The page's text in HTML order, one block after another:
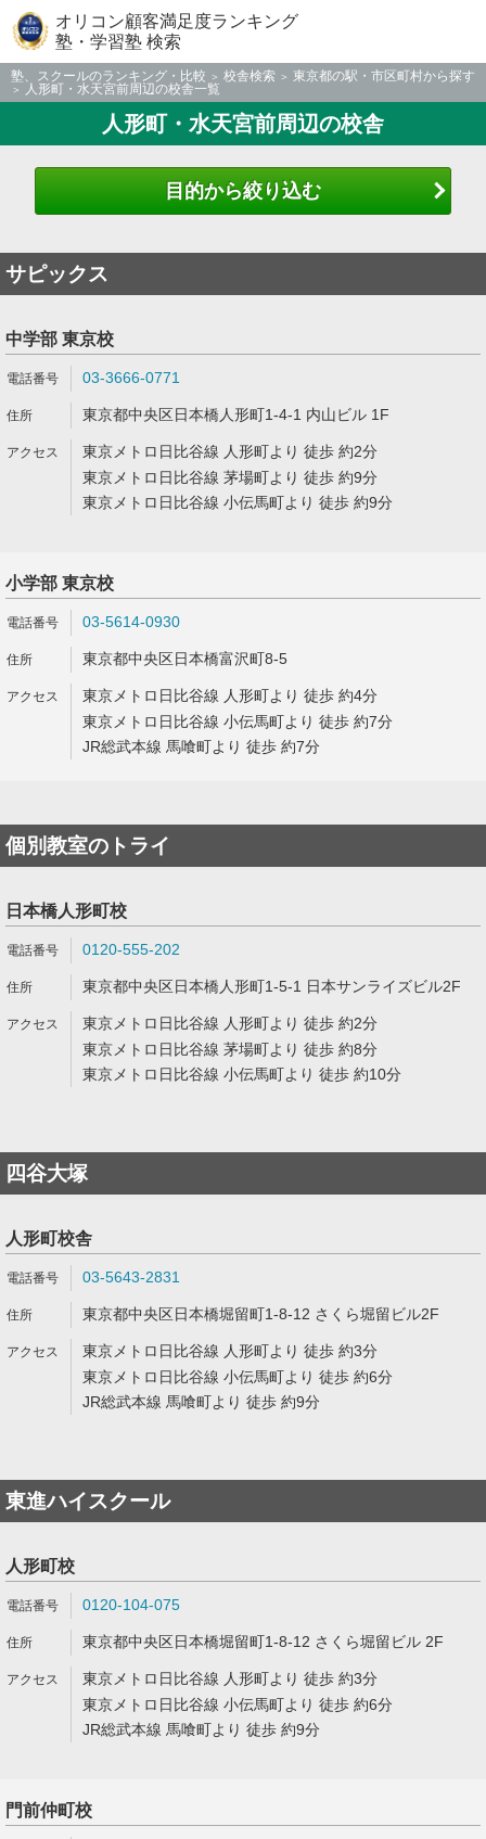
オリコン顧客満足度ランキング
塾・学習塾 検索
塾、スクールのランキング・比較 校舎検索
東京都の駅・市区町村から探す
人形町・水天宮前周辺の校舎一覧
人形町・水天宮前周辺の校舎
目的から絞り込む
サピックス
中学部 東京校
03-3666-0771
東京都中央区日本橋人形町1-4-1 内山ビル 1F
東京メトロ日比谷線 人形町より 徒歩 約2分
東京メトロ日比谷線 茅場町より 徒歩 約9分
東京メトロ日比谷線 小伝馬町より 徒歩 約9分
小学部 東京校
03-5614-0930
東京都中央区日本橋富沢町8-5
東京メトロ日比谷線 人形町より 徒歩 約4分
東京メトロ日比谷線 小伝馬町より 徒歩 約7分
JR総武本線 馬喰町より 徒歩 約7分
個別教室のトライ
日本橋人形町校
0120-555-202
東京都中央区日本橋人形町1-5-1 日本サンライズビル2F
東京メトロ日比谷線 人形町より 徒歩 約2分
東京メトロ日比谷線 茅場町より 徒歩 約8分
東京メトロ日比谷線 小伝馬町より 徒歩 約10分
四谷大塚
人形町校舎
03-5643-2831
東京都中央区日本橋堀留町1-8-12 さくら堀留ビル2F
東京メトロ日比谷線 人形町より 徒歩 約3分
東京メトロ日比谷線 小伝馬町より 徒歩 約6分
JR総武本線 馬喰町より 徒歩 約9分
東進ハイスクール
人形町校
0120-104-075
東京都中央区日本橋堀留町1-8-12 さくら堀留ビル 2F
東京メトロ日比谷線 人形町より 徒歩 約3分
東京メトロ日比谷線 小伝馬町より 徒歩 約6分
JR総武本線 馬喰町より 徒歩 約9分
門前仲町校